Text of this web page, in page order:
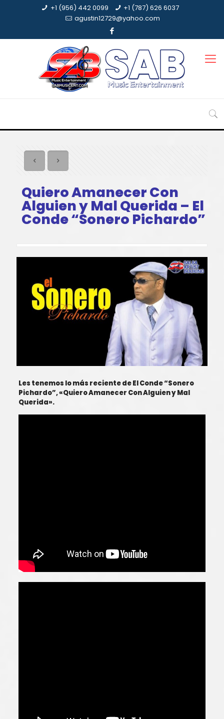
+1 (956) 442 0099
+1 (787) 626 6037
agustin12729@yahoo.com
Quiero Amanecer Con
Alguien y Mal Querida – El
Conde “Sonero Pichardo”
Les tenemos lo más reciente de El Conde “Sonero
Pichardo”, «Quiero Amanecer Con Alguien y Mal
Querida».